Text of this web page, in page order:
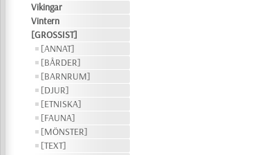
Vikingar
Vintern
[GROSSIST]
[ANNAT]
[BÅRDER]
[BARNRUM]
[DJUR]
[ETNISKA]
[FAUNA]
[MÖNSTER]
[TEXT]